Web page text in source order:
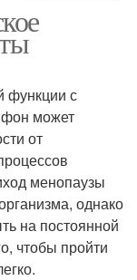
функции с
может
от
менопаузы
однако
на постоянной
чтобы пройти